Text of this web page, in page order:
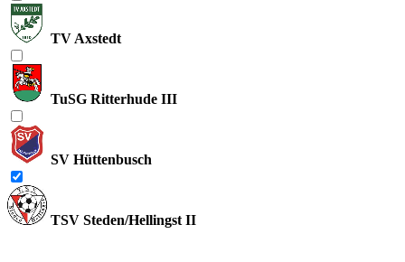
TV Axstedt
TuSG Ritterhude III
SV Hüttenbusch
TSV Steden/Hellingst II